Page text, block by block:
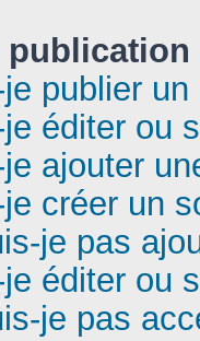
publication
publier
éditer ou
ajouter
créer un
je pas
éditer ou
je pas